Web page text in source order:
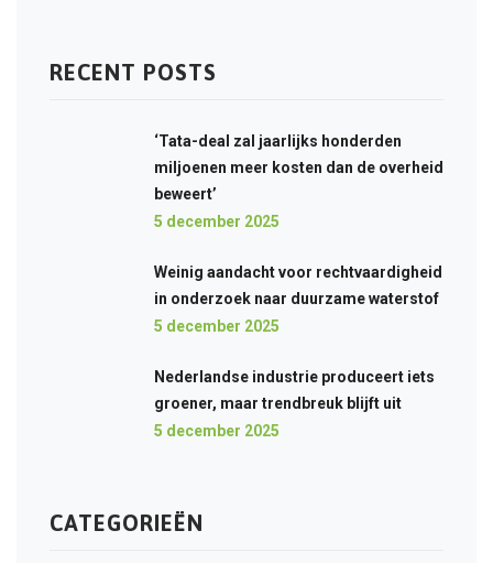
RECENT POSTS
‘Tata-deal zal jaarlijks honderden
miljoenen meer kosten dan de overheid
beweert’
5 december 2025
Weinig aandacht voor rechtvaardigheid
in onderzoek naar duurzame waterstof
5 december 2025
Nederlandse industrie produceert iets
groener, maar trendbreuk blijft uit
5 december 2025
CATEGORIEËN